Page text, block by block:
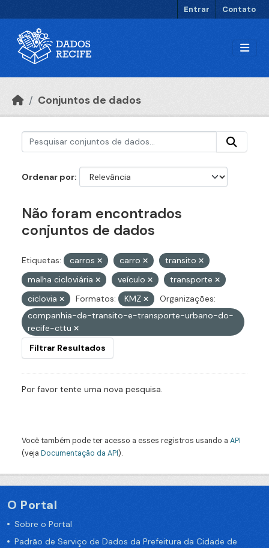
Entrar Contato
Conjuntos de dados
Ordenar por
Não foram encontrados
conjuntos de dados
Etiquetas: carros carro
transito
malha cicloviária
veículo
transporte
ciclovia
Formatos: KMZ
Organizações:
companhia-de-transito-e-transporte-urbano-do-
recife-cttu
Filtrar Resultados
Por favor tente uma nova pesquisa.
Você também pode ter acesso a esses registros usando a API
(veja Documentação da API).
O Portal
Sobre o Portal
Padrão de Serviço de Dados da Prefeitura da Cidade de